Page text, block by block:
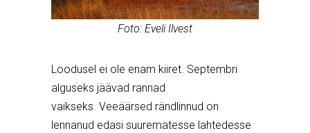
Foto: Eveli Ilvest
Loodusel ei ole enam kiiret. Septembri
alguseks jäävad rannad
vaikseks. Veeäärsed rändlinnud on
lennanud edasi suurematesse lahtedesse